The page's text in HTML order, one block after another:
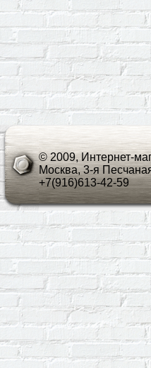
© 2009, Интернет-
Москва, 3-я
+7(916)613-42-59